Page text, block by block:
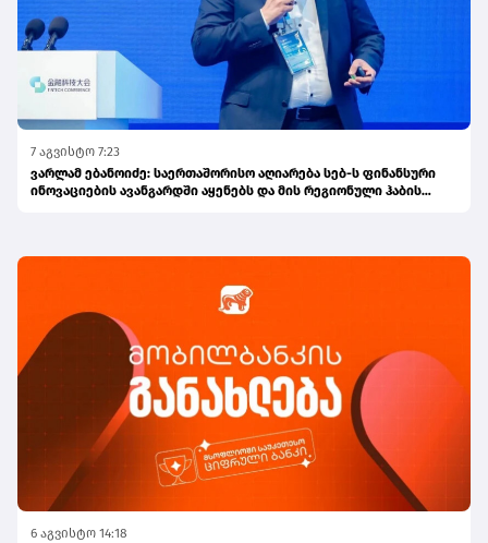
7 აგვისტო 7:23
ვარლამ ებანოიძე: საერთაშორისო აღიარება სებ-ს ფინანსური
ინოვაციების ავანგარდში აყენებს და მის რეგიონული ჰაბის
6 აგვისტო 14:18